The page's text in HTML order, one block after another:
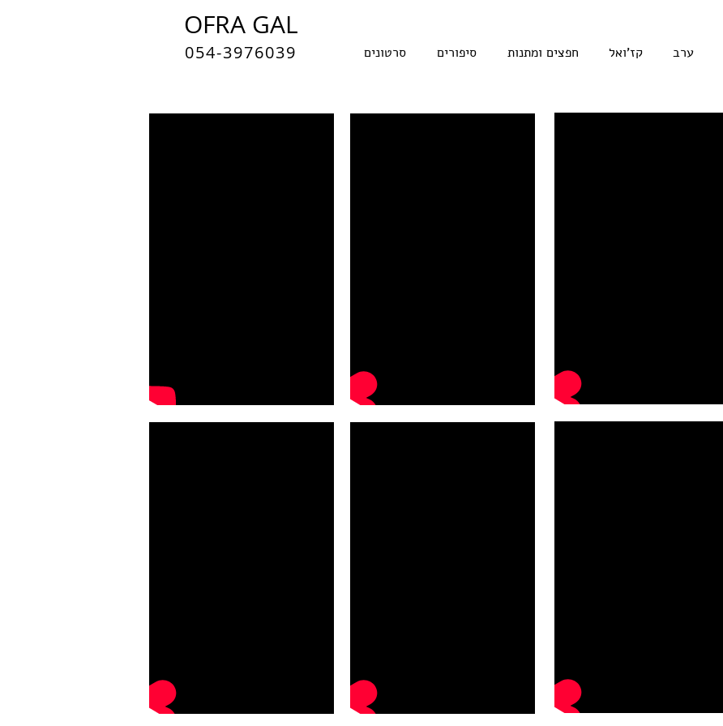
OFRA GAL
054-3976039 סרטונים סיפורים חפצים ומתנות קז'ואל ערב